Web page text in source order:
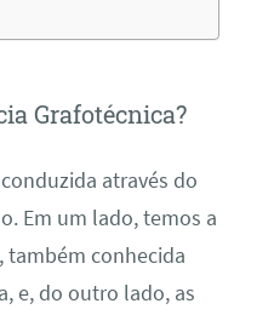
Grafotécnica?
através do
Em um lado, temos a
também conhecida
e, do outro lado, as